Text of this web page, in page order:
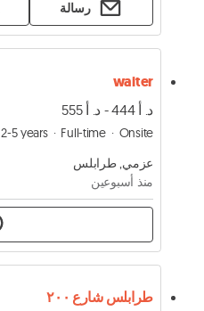
رسالة
waiter
د. أ 444 - د. أ 555
2-5 years Full-time
Onsite
عزمي, طرابلس
منذ أسبوعين
طرابلس شارع ٢٠٠